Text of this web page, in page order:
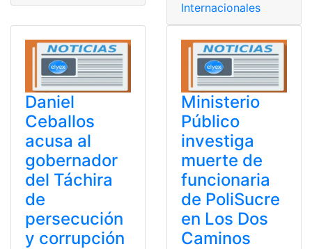
Internacionales
Daniel
Ceballos
acusa al
gobernador
del Táchira
de
persecución
y corrupción
Ministerio
Público
investiga
muerte de
funcionaria
de PoliSucre
en Los Dos
Caminos